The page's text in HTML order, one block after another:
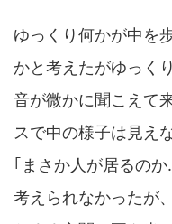
ゆっくり何かが中を
かと考えたがゆっく
音が微かに聞こえて
スで中の様子は見え
｢まさか人が居るの
考えられなかったが